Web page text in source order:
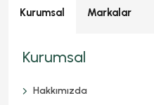
Kurumsal Markalar
Kurumsal
Hakkımızda